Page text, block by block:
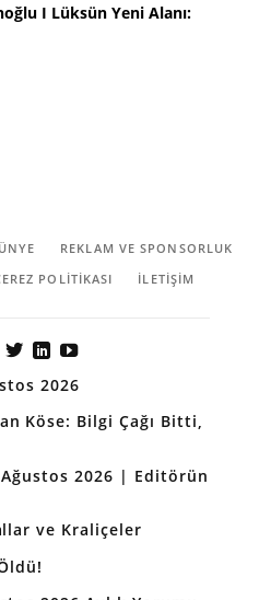
I Lüksün Yeni Alanı:
REKLAM VE SPONSORLUK
POLITIKASI İLETİŞİM
2026
Köse: Bilgi Çağı Bitti,
2026 | Editörün
ve Kraliçeler